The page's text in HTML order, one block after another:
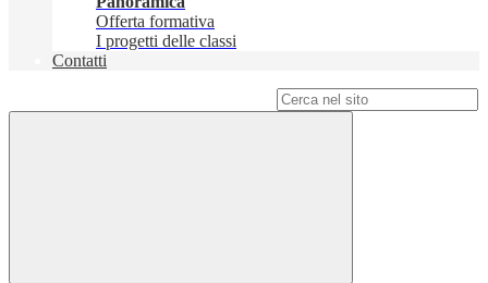
Offerta formativa
I progetti delle classi
Contatti